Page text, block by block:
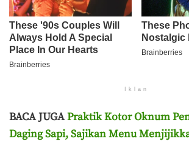
Iklan
BACA JUGAPraktik Kotor Oknum
Daging Sapi, Sajikan Menu